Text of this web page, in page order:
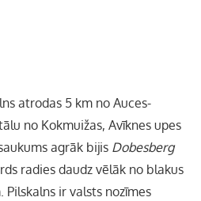
atrodas 5 km no Auces-
no Kokmuižas, Avīknes upes
agrāk bijis Dobesberg
radies daudz vēlāk no blakus
Pilskalns ir valsts nozīmes